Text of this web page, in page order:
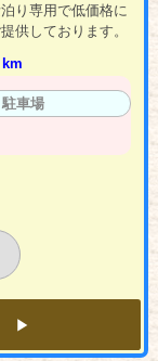
り専用で低価格に
供しております。
km
駐車場
▶︎